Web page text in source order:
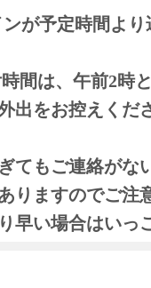
が予定時間より
は、午前2時と
をお控えくだ
てもご連絡がな
りますのでご注
早い場合はいっ